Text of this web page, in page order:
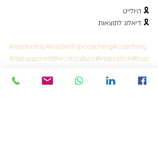
🎗 היולייט
🎗 דיאלוג לתוצאות
#leadership#leadershipcoaching#coaching
#management#workculture#inspiration#busi
#communication